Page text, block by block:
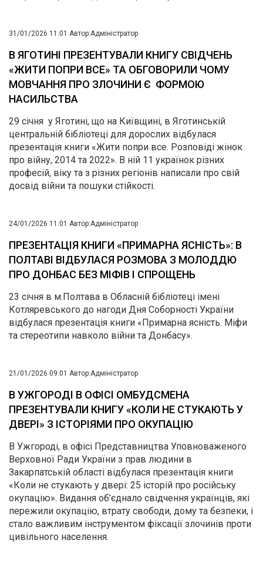
31/01/2026 11:01 Автор:Адміністратор
В ЯГОТИНІ ПРЕЗЕНТУВАЛИ КНИГУ СВІДЧЕНЬ
«ЖИТИ ПОПРИ ВСЕ» ТА ОБГОВОРИЛИ ЧОМУ
МОВЧАННЯ ПРО ЗЛОЧИНИ Є ФОРМОЮ
НАСИЛЬСТВА
29 січня у Яготині, що на Київщині, в Яготинській
центральній бібліотеці для дорослих відбулася
презентація книги «Жити попри все. Розповіді жінок
про війну, 2014 та 2022». В ній 11 українок різних
професій, віку та з різних регіонів написали про свій
досвід війни та пошуки стійкості.
24/01/2026 11:01 Автор:Адміністратор
ПРЕЗЕНТАЦІЯ КНИГИ «ПРИМАРНА ЯСНІСТЬ»: В
ПОЛТАВІ ВІДБУЛАСЯ РОЗМОВА З МОЛОДДЮ
ПРО ДОНБАС БЕЗ МІФІВ І СПРОЩЕНЬ
23 січня в м.Полтава в Обласній бібліотеці імені
Котляревського до нагоди Дня Соборності України
відбулася презентація книги «Примарна ясність. Міфи
та стереотипи навколо війни та Донбасу».
21/01/2026 09:01 Автор:Адміністратор
В УЖГОРОДІ В ОФІСІ ОМБУДСМЕНА
ПРЕЗЕНТУВАЛИ КНИГУ «КОЛИ НЕ СТУКАЮТЬ У
ДВЕРІ» З ІСТОРІЯМИ ПРО ОКУПАЦІЮ
В Ужгороді, в офісі Представництва Уповноваженого
Верховної Ради України з прав людини в
Закарпатській області відбулася презентація книги
«Коли не стукають у двері: 25 історій про російську
окупацію». Видання об’єднало свідчення українців, які
пережили окупацію, втрату свободи, дому та безпеки, і
стало важливим інструментом фіксації злочинів проти
цивільного населення.